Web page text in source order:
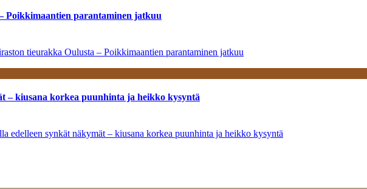
Poikkimaantien parantaminen jatkuu
tieurakka Oulusta – Poikkimaantien parantaminen jatkuu
– kiusana korkea puunhinta ja heikko kysyntä
edelleen synkät näkymät – kiusana korkea puunhinta ja heikko kysyntä